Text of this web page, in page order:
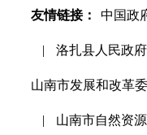
友情链接： 中国政
| 洛扎县人民政府
山南市发展和改革
| 山南市自然资